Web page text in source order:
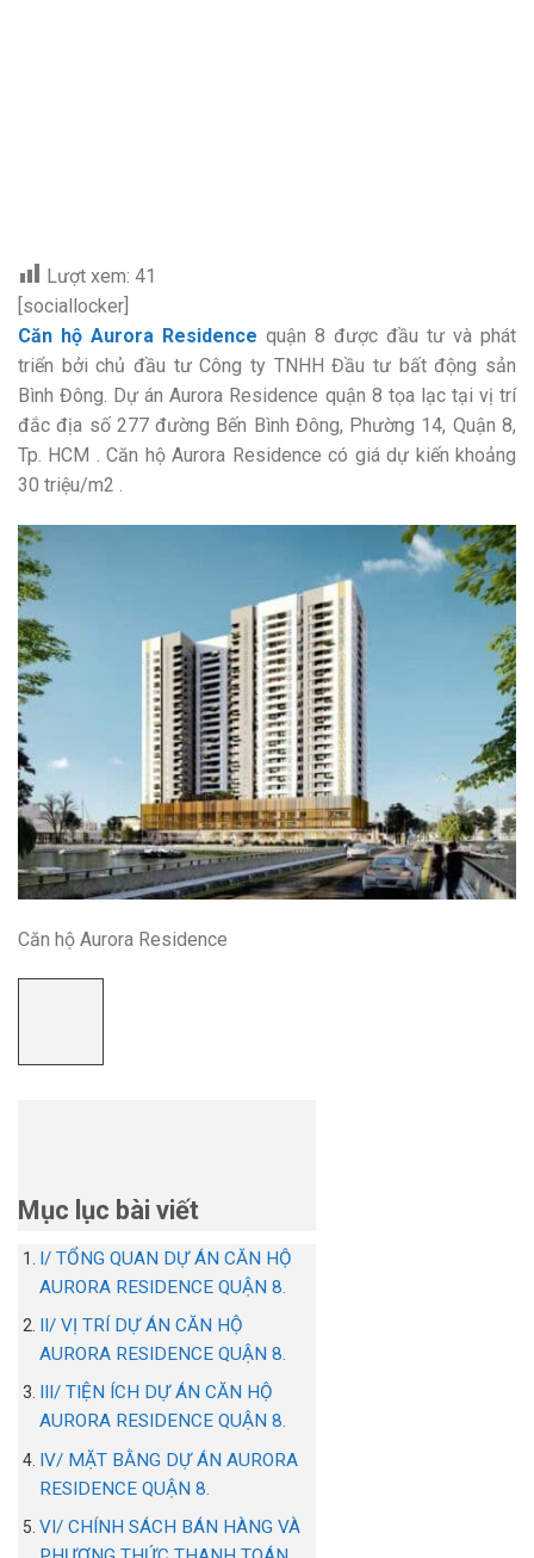
Lượt xem: 41
[sociallocker]
Căn hộ Aurora Residence quận 8 được đầu tư và phát
triển bởi chủ đầu tư Công ty TNHH Đầu tư bất động sản
Bình Đông. Dự án Aurora Residence quận 8 tọa lạc tại vị trí
đắc địa số 277 đường Bến Bình Đông, Phường 14, Quận 8,
Tp. HCM . Căn hộ Aurora Residence có giá dự kiến khoảng
30 triệu/m2 .
Căn hộ Aurora Residence
Mục lục bài viết
I/ TỔNG QUAN DỰ ÁN CĂN HỘ
AURORA RESIDENCE QUẬN 8.
II/ VỊ TRÍ DỰ ÁN CĂN HỘ
AURORA RESIDENCE QUẬN 8.
III/ TIỆN ÍCH DỰ ÁN CĂN HỘ
AURORA RESIDENCE QUẬN 8.
IV/ MẶT BẰNG DỰ ÁN AURORA
RESIDENCE QUẬN 8.
VI/ CHÍNH SÁCH BÁN HÀNG VÀ